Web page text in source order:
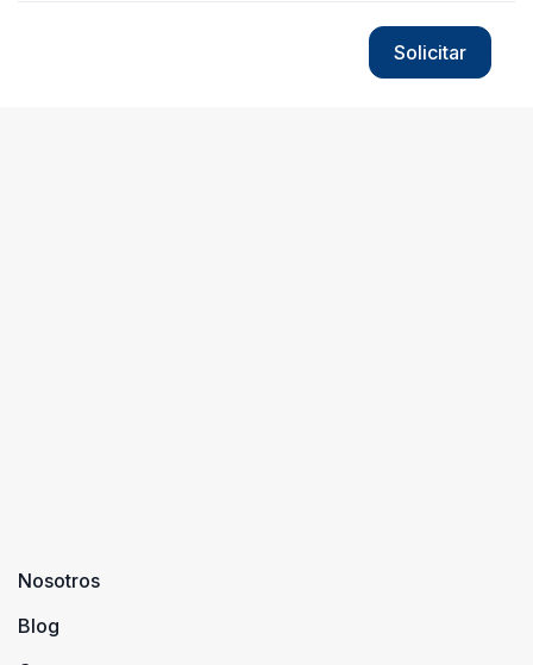
política de privacidad
Solicitar
Nosotros
Blog